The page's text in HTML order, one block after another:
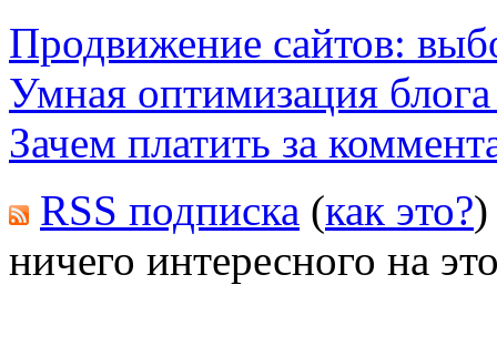
Продвижение сайтов:
Умная оптимизация
Зачем платить за
RSS подписка (как это?)
ничего интересного на